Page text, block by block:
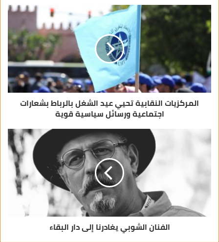
ا
ل
إ
ل
ر
و
ن
ي
المركزيات النقابية تحيي عيد الشغل بالرباط بشعارات
اجتماعية ورسائل سياسية قوية
الفنان الشوبي يغادرنا إلى دار البقاء